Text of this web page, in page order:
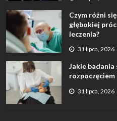
Czym różni
głębokiej
leczenia?
31 lipca, 2026
Jakie badania
rozpoczęciem
31 lipca, 2026